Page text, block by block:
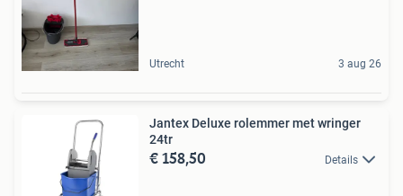
Utrecht 3 aug 26
Jantex Deluxe rolemmer met wringer
24tr
€ 158,50 Details